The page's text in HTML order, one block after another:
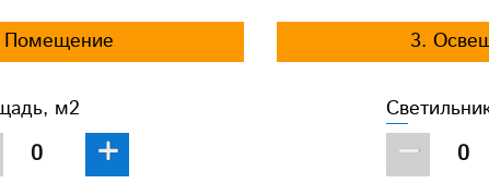
Помещение
м2
+
3.
−